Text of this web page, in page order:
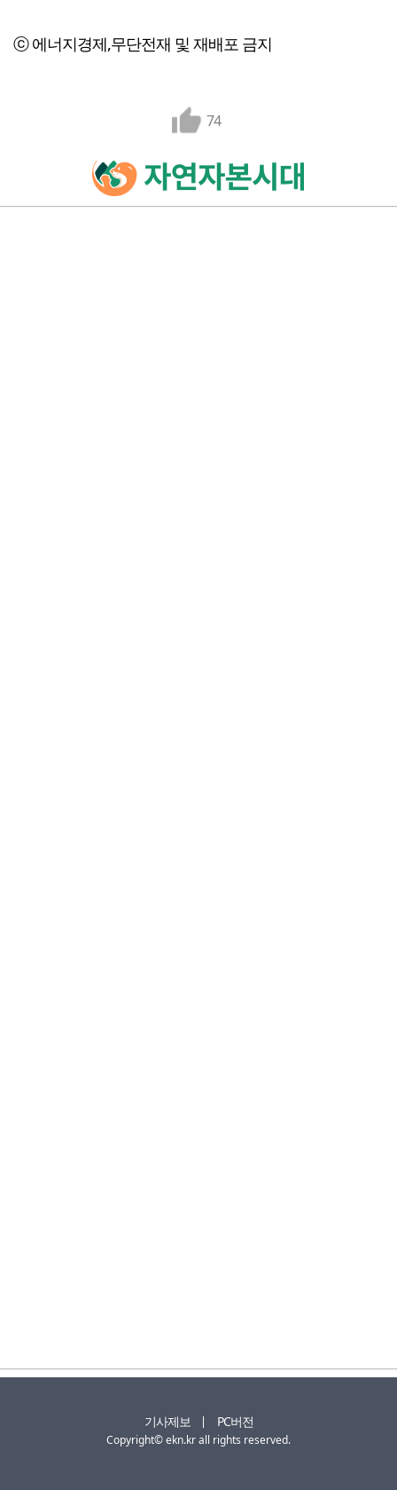
ⓒ 에너지경제,무단전재 및 재배포 금지
74
기사제보 PC버전
Copyright© ekn.kr all rights reserved.